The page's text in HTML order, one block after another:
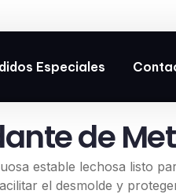
Especiales
de
estable lechosa listo
el desmolde y